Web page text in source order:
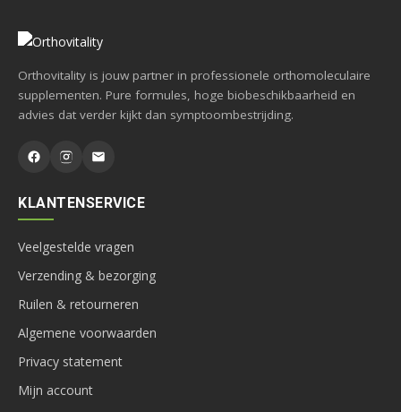
Orthovitality is jouw partner in professionele orthomoleculaire
supplementen. Pure formules, hoge biobeschikbaarheid en
advies dat verder kijkt dan symptoombestrijding.
KLANTENSERVICE
Veelgestelde vragen
Verzending & bezorging
Ruilen & retourneren
Algemene voorwaarden
Privacy statement
Mijn account